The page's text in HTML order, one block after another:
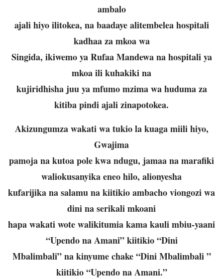
ambalo
ajali hiyo ilitokea, na baadaye alitembelea hospitali
kadhaa za mkoa wa
Singida, ikiwemo ya Rufaa Mandewa na hospitali ya
mkoa ili kuhakiki na
kujiridhisha juu ya mfumo mzima wa huduma za
kitiba pindi ajali zinapotokea.
Akizungumza wakati wa tukio la kuaga miili hiyo,
Gwajima
pamoja na kutoa pole kwa ndugu, jamaa na marafiki
waliokusanyika eneo hilo, alionyesha
kufarijika na salamu na kiitikio ambacho viongozi wa
dini na serikali mkoani
hapa wakati wote walikitumia kama kauli mbiu-yaani
“Upendo na Amani” kiitikio “Dini
Mbalimbali” na kinyume chake “Dini Mbalimbali ”
kiitikio “Upendo na Amani.”